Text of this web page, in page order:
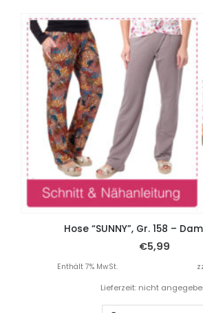
Hose “SUNNY”, Gr. 158 –
€5,99
Enthält 7% MwSt.
Lieferzeit: nicht